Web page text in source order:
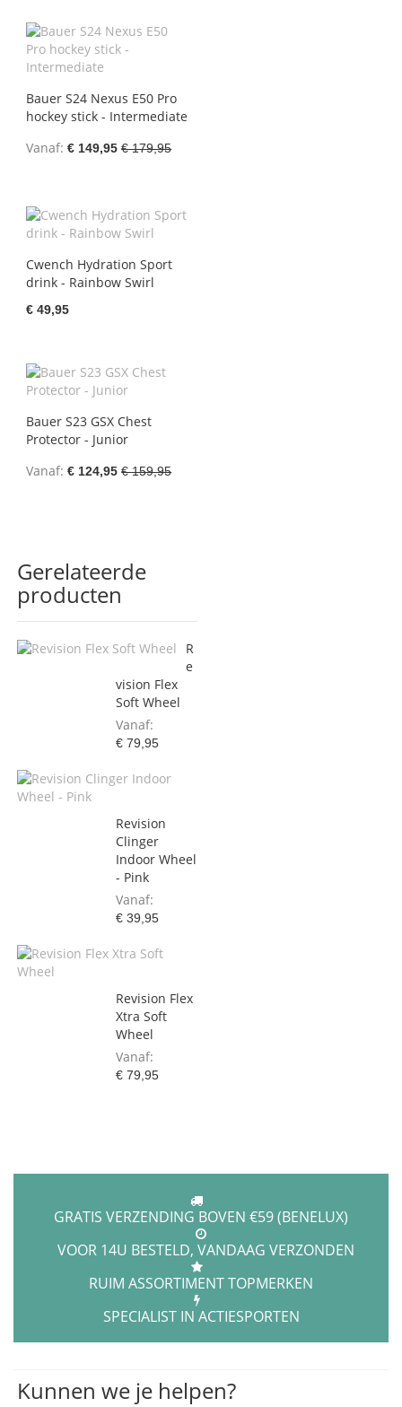
Bauer S24 Nexus E50 Pro
hockey stick - Intermediate
Vanaf € 149,95 € 179,95
Cwench Hydration Sport
drink - Rainbow Swirl
€ 49,95
Bauer S23 GSX Chest
Protector - Junior
Vanaf € 124,95 € 159,95
Gerelateerde
producten
R
e
vision Flex
Soft Wheel
Vanaf
€ 79,95
Revision
Clinger
Indoor Wheel
- Pink
Vanaf
€ 39,95
Revision Flex
Xtra Soft
Wheel
Vanaf
€ 79,95
GRATIS VERZENDING BOVEN €59 (BENELUX)
VOOR 14U BESTELD, VANDAAG VERZONDEN
RUIM ASSORTIMENT TOPMERKEN
SPECIALIST IN ACTIESPORTEN
Kunnen we je helpen?